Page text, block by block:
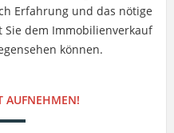
Erfahrung und das nötige
dem Immobilienverkauf
können.
AUFNEHMEN!